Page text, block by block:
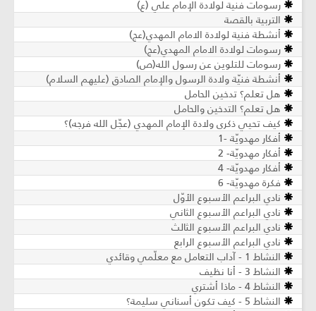
رسومات فنية لولادة الإمام علي (ع)
التربية بالقصة
أنشطة فنية لولادة الامام المهدي(عج)
رسومات لولادة الامام المهدي(عج)
رسومات للتلوين عن رسول الله(ص)
أنشطة فنيّة ولادة الرسول والإمام الصادق (عليهم السلام)
هل تعلم؟ تدخين الحامل
هل تعلم؟ التدخين والحامل
كيف تحيي ذكرى ولادة الإمام المهدي (عجّل الله فرجه)؟
أفكار مهدويّة -1
أفكار مهدويّة- 2
أفكار مهدويّة- 4
فكرة مهدويّة- 6
نادي البراعم الأسبوع الأوّل
نادي البراعم الأسبوع الثاني
نادي البراعم الأسبوع الثالث
نادي البراعم الأسبوع الرابع
النشاط 1 - آداب التعامل مع معلّمي وقائدي
النشاط 3 - أنا نظيف
النشاط 4 - ماذا أشتري
النشاط 5 - كيف تكون أسناني سليمة؟